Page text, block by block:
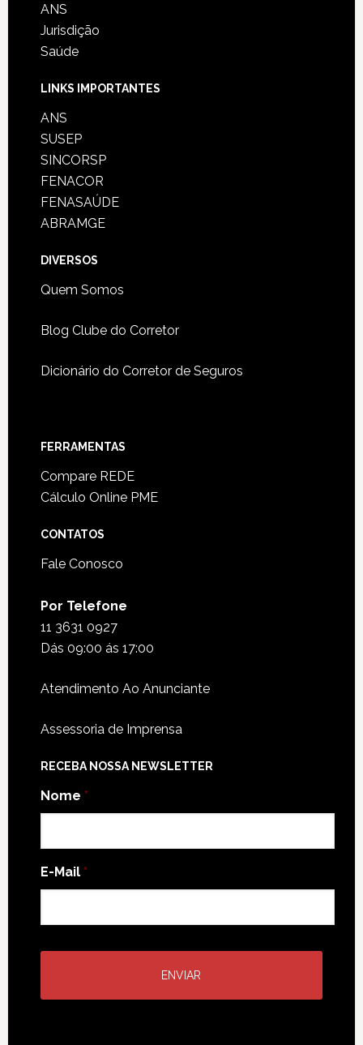
ANS
Jurisdição
Saúde
LINKS IMPORTANTES
ANS
SUSEP
SINCORSP
FENACOR
FENASAÚDE
ABRAMGE
DIVERSOS
Quem Somos
Blog Clube do Corretor
Dicionário do Corretor de Seguros
FERRAMENTAS
Compare REDE
Cálculo Online PME
CONTATOS
Fale Conosco
Por Telefone
11 3631 0927
Dás 09:00 ás 17:00
Atendimento Ao Anunciante
Assessoria de Imprensa
RECEBA NOSSA NEWSLETTER
Nome *
E-Mail *